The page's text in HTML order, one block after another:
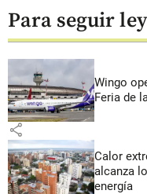
Para seguir
Wingo
Feria de
share
Calor
alcanza
energía